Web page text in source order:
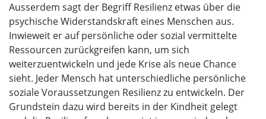
Ausserdem sagt der Begriff Resilienz etwas über die
psychische Widerstandskraft eines Menschen aus.
Inwieweit er auf persönliche oder sozial vermittelte
Ressourcen zurückgreifen kann, um sich
weiterzuentwickeln und jede Krise als neue Chance
sieht. Jeder Mensch hat unterschiedliche persönliche
soziale Voraussetzungen Resilienz zu entwickeln. Der
Grundstein dazu wird bereits in der Kindheit gelegt